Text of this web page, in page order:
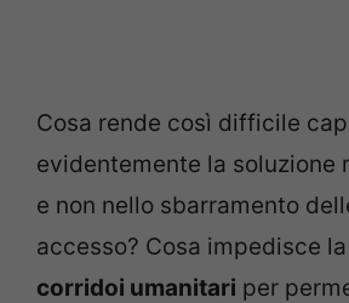
Cosa rende così difficile
evidentemente la soluzione
e non nello sbarramento
accesso? Cosa impedisce
corridoi umanitari per